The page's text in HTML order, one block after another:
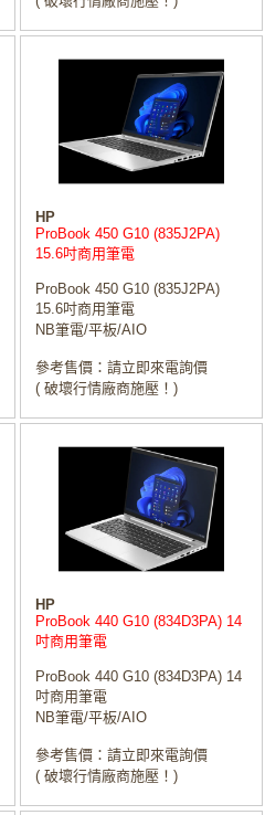
HP
ProBook 450 G10 (835J2PA)
15.6吋商用筆電
ProBook 450 G10 (835J2PA)
15.6吋商用筆電
NB筆電/平板/AIO
參考售價：請立即來電詢價
( 破壞行情廠商施壓！)
HP
ProBook 440 G10 (834D3PA) 14
吋商用筆電
ProBook 440 G10 (834D3PA) 14
吋商用筆電
NB筆電/平板/AIO
參考售價：請立即來電詢價
( 破壞行情廠商施壓！)